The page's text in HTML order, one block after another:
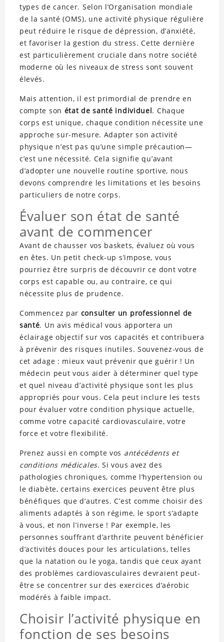
types de cancer. Selon l’Organisation mondiale
de la santé (OMS), une activité physique régulière
peut réduire le risque de dépression, d’anxiété,
et favoriser la gestion du stress. Cette dernière
est particulièrement cruciale dans notre société
moderne où les niveaux de stress sont souvent
élevés.
Mais attention, il est primordial de prendre en
compte son état de santé individuel. Chaque
corps est unique, chaque condition nécessite une
approche sur-mesure. Adapter son activité
physique n’est pas qu’une simple précaution—
c’est une nécessité. Cela signifie qu’avant
d’adopter une nouvelle routine sportive, nous
devons comprendre les limitations et les besoins
particuliers de notre corps.
Évaluer son état de santé
avant de commencer
Avant de chausser vos baskets, évaluez où vous
en êtes. Un petit check-up s’impose, vous
pourriez être surpris de découvrir ce dont votre
corps est capable ou, au contraire, ce qui
nécessite plus de prudence.
Commencez par consulter un professionnel de
santé. Un avis médical vous apportera un
éclairage objectif sur vos capacités et contribuera
à prévenir des risques inutiles. Souvenez-vous de
cet adage : mieux vaut prévenir que guérir ! Un
médecin peut vous aider à déterminer quel type
et quel niveau d’activité physique sont les plus
appropriés pour vous. Cela peut inclure les tests
pour évaluer votre condition physique actuelle,
comme votre capacité cardiovasculaire, votre
force et votre flexibilité.
Prenez aussi en compte vos antécédents et
conditions médicales. Si vous avez des
pathologies chroniques, comme l’hypertension ou
le diabète, certains exercices peuvent être plus
bénéfiques que d’autres. C’est comme choisir des
aliments adaptés à son régime, le sport s’adapte
à vous, et non l’inverse ! Par exemple, les
personnes souffrant d’arthrite peuvent bénéficier
d’activités douces pour les articulations, telles
que la natation ou le yoga, tandis que ceux ayant
des problèmes cardiovasculaires devraient peut-
être se concentrer sur des exercices d’aérobic
modérés à faible impact.
Choisir l’activité physique en
fonction de ses besoins